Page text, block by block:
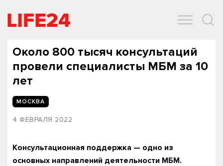
Около 800 тысяч консультаций
провели специалисты МБМ за 10
лет
МОСКВА
4 ФЕВРАЛЯ 2022
Консультационная поддержка — одно из
основных направлений деятельности МБМ.